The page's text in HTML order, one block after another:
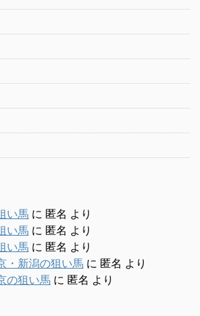
い馬 に 匿名 より
い馬 に 匿名 より
い馬 に 匿名 より
・新潟の狙い馬 に 匿名 より
の狙い馬 に 匿名 より